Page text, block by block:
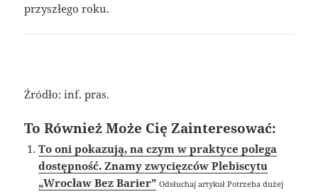
przyszłego roku.
Źródło: inf. pras.
To Również Może Cię Zainteresować:
To oni pokazują, na czym w praktyce polega
dostępność. Znamy zwycięzców Plebiscytu
„Wrocław Bez Barier” Odsłuchaj artykuł Potrzeba dużej